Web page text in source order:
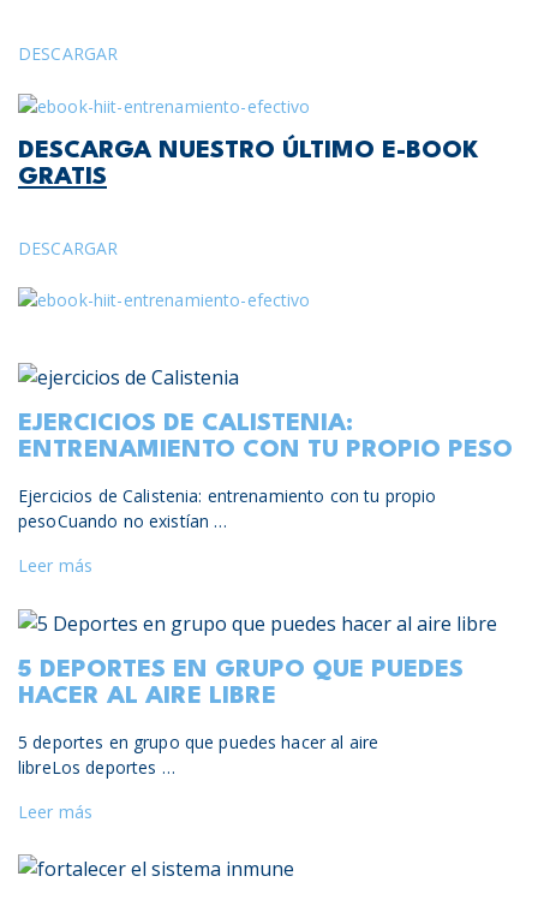
DESCARGAR
DESCARGA NUESTRO ÚLTIMO E-BOOK
GRATIS
DESCARGAR
EJERCICIOS DE CALISTENIA:
ENTRENAMIENTO CON TU PROPIO PESO
Ejercicios de Calistenia: entrenamiento con tu propio
pesoCuando no existían …
Leer más
5 DEPORTES EN GRUPO QUE PUEDES
HACER AL AIRE LIBRE
5 deportes en grupo que puedes hacer al aire
libreLos deportes …
Leer más